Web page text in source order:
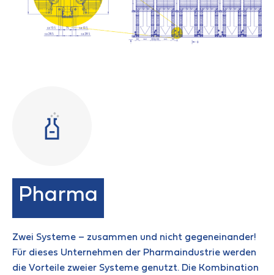
Pharma
Zwei Systeme – zusammen und nicht gegeneinander!
Für dieses Unternehmen der Pharmaindustrie werden
die Vorteile zweier Systeme genutzt. Die Kombination